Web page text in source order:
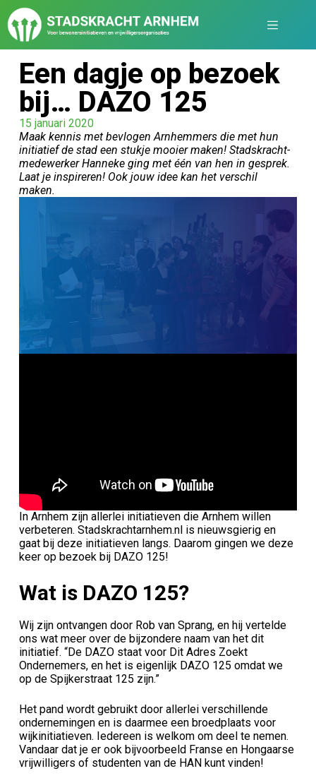
Een dagje op bezoek
bij… DAZO 125
15 januari 2020
Maak kennis met bevlogen Arnhemmers die met hun
initiatief de stad een stukje mooier maken! Stadskracht-
medewerker Hanneke ging met één van hen in gesprek.
Laat je inspireren! Ook jouw idee kan het verschil
maken.
In Arnhem zijn allerlei initiatieven die Arnhem willen
verbeteren. Stadskrachtarnhem.nl is nieuwsgierig en
gaat bij deze initiatieven langs. Daarom gingen we deze
keer op bezoek bij DAZO 125!
Wat is DAZO 125?
Wij zijn ontvangen door Rob van Sprang, en hij vertelde
ons wat meer over de bijzondere naam van het dit
initiatief. “De DAZO staat voor Dit Adres Zoekt
Ondernemers, en het is eigenlijk DAZO 125 omdat we
op de Spijkerstraat 125 zijn.”
Het pand wordt gebruikt door allerlei verschillende
ondernemingen en is daarmee een broedplaats voor
wijkinitiatieven. Iedereen is welkom om deel te nemen.
Vandaar dat je er ook bijvoorbeeld Franse en Hongaarse
vrijwilligers of studenten van de HAN kunt vinden!